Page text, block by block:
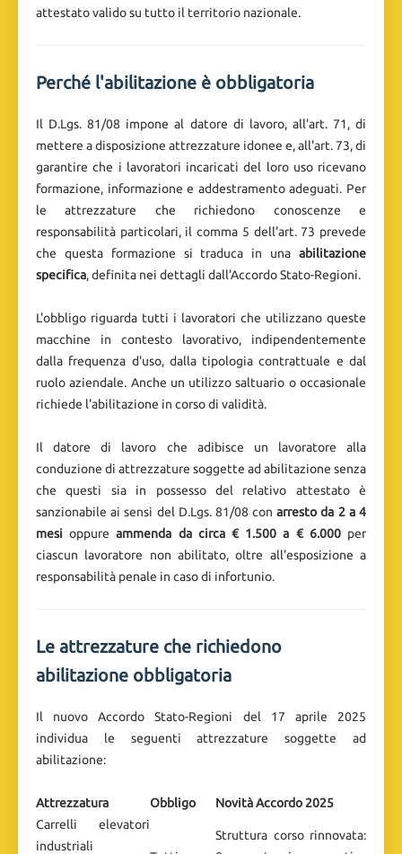
attestato valido su tutto il territorio nazionale.
Perché l'abilitazione è obbligatoria
Il D.Lgs. 81/08 impone al datore di lavoro, all'art. 71, di
mettere a disposizione attrezzature idonee e, all'art. 73, di
garantire che i lavoratori incaricati del loro uso ricevano
formazione, informazione e addestramento adeguati. Per
le attrezzature che richiedono conoscenze e
responsabilità particolari, il comma 5 dell'art. 73 prevede
che questa formazione si traduca in una abilitazione
specifica, definita nei dettagli dall'Accordo Stato-Regioni.
L'obbligo riguarda tutti i lavoratori che utilizzano queste
macchine in contesto lavorativo, indipendentemente
dalla frequenza d'uso, dalla tipologia contrattuale e dal
ruolo aziendale. Anche un utilizzo saltuario o occasionale
richiede l'abilitazione in corso di validità.
Il datore di lavoro che adibisce un lavoratore alla
conduzione di attrezzature soggette ad abilitazione senza
che questi sia in possesso del relativo attestato è
sanzionabile ai sensi del D.Lgs. 81/08 conarresto da 2 a 4
mesi oppureammenda da circa € 1.500 a € 6.000per
ciascun lavoratore non abilitato, oltre all'esposizione a
responsabilità penale in caso di infortunio.
Le attrezzature che richiedono
abilitazione obbligatoria
Il nuovo Accordo Stato-Regioni del 17 aprile 2025
individua le seguenti attrezzature soggette ad
abilitazione:
Attrezzatura Obbligo
Novità Accordo 2025
Carrelli elevatori
industriali
Struttura corso rinnovata: